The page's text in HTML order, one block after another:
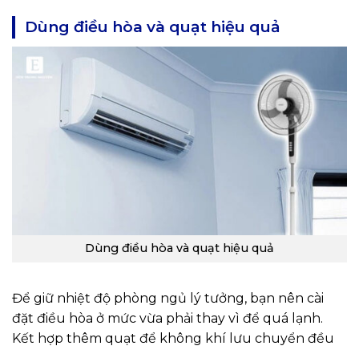
Dùng điều hòa và quạt hiệu quả
Dùng điều hòa và quạt hiệu quả
Để giữ nhiệt độ phòng ngủ lý tưởng, bạn nên cài
đặt điều hòa ở mức vừa phải thay vì để quá lạnh.
Kết hợp thêm quạt để không khí lưu chuyển đều